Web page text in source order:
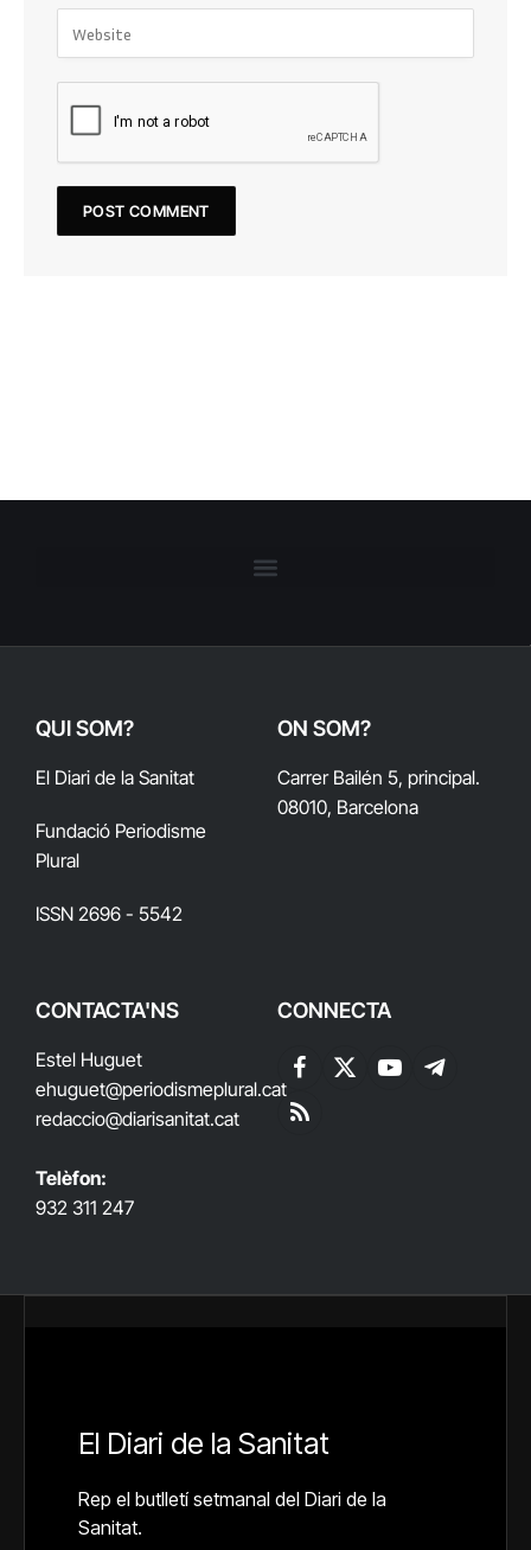
QUI SOM?
El Diari de la Sanitat
Fundació Periodisme
Plural
ISSN 2696 - 5542
ON SOM?
Carrer Bailén 5, principal.
08010, Barcelona
CONTACTA'NS
Estel Huguet
ehuguet@periodismeplural.cat
redaccio@diarisanitat.cat
Telèfon:
932 311 247
CONNECTA
Facebook
X
YouTubeTelegram
RSS